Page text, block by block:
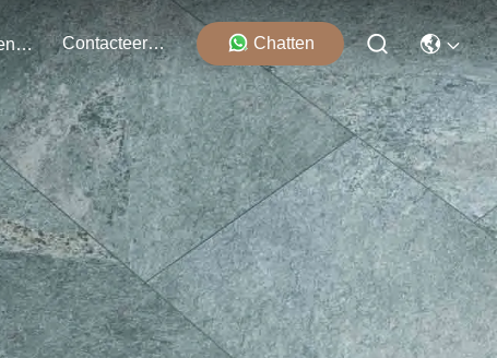
Evenementen Contacteer Ons Chatten